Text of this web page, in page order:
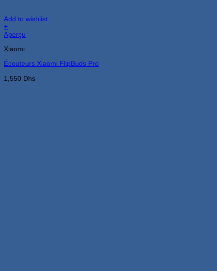
Add to wishlist
+
Aperçu
Xiaomi
Écouteurs Xiaomi FlipBuds Pro
1,550 Dhs